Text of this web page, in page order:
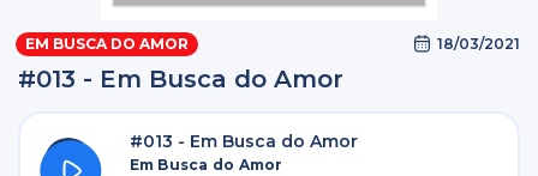
EM BUSCA DO AMOR 18/03/2021
#013 - Em Busca do Amor
#013 - Em Busca do Amor
Em Busca do Amor